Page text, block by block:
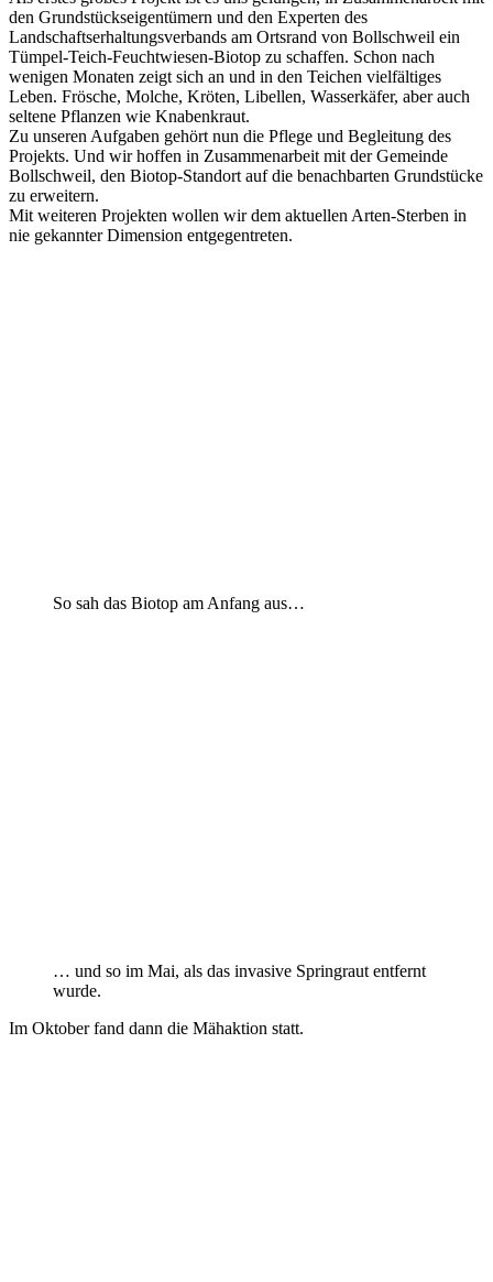
den Grundstückseigentümern und den Experten des
Landschaftserhaltungsverbands am Ortsrand von Bollschweil ein
Tümpel-Teich-Feuchtwiesen-Biotop zu schaffen. Schon nach
wenigen Monaten zeigt sich an und in den Teichen vielfältiges
Leben. Frösche, Molche, Kröten, Libellen, Wasserkäfer, aber auch
seltene Pflanzen wie Knabenkraut.
Zu unseren Aufgaben gehört nun die Pflege und Begleitung des
Projekts. Und wir hoffen in Zusammenarbeit mit der Gemeinde
Bollschweil, den Biotop-Standort auf die benachbarten Grundstücke
zu erweitern.
Mit weiteren Projekten wollen wir dem aktuellen Arten-Sterben in
nie gekannter Dimension entgegentreten.
So sah das Biotop am Anfang aus…
… und so im Mai, als das invasive Springraut entfernt
wurde.
Im Oktober fand dann die Mähaktion statt.